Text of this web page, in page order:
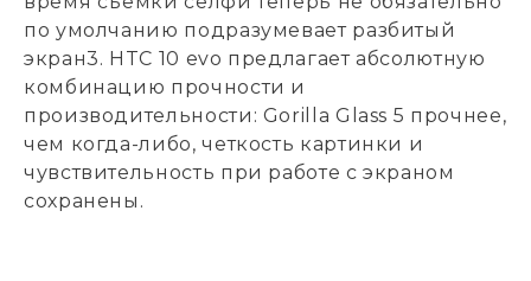
по умолчанию подразумевает разбитый
экран3. HTC 10 evo предлагает абсолютную
комбинацию прочности и
производительности: Gorilla Glass 5 прочнее,
чем когда-либо, четкость картинки и
чувствительность при работе с экраном
сохранены.